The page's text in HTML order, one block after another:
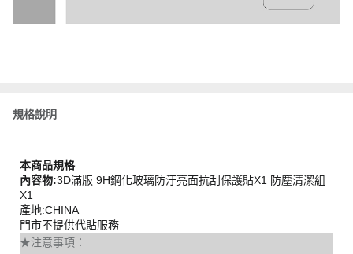
規格說明
本商品規格
內容物:3D滿版 9H鋼化玻璃防汙亮面抗刮保護貼X1 防塵清潔組
X1
產地:CHINA
門市不提供代貼服務
★注意事項：